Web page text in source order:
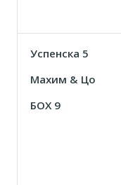
Успенска 5
Маxим & Цо
БОX 9